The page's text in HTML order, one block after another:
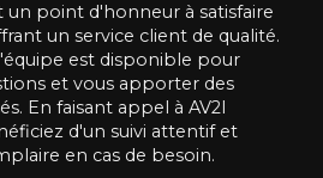
point d'honneur à satisfaire
un service client de qualité.
est disponible pour
et vous apporter des
En faisant appel à AV2I
d'un suivi attentif et
en cas de besoin.